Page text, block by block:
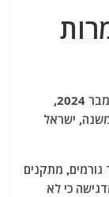
יש לציין כי למרות הפסקת האש שהושגה בנובמבר 2024,
ישראל
גורמים, מתקנים
כי לא